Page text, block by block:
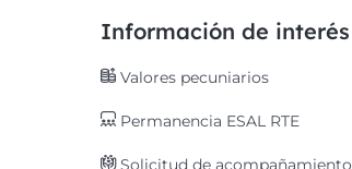
Información de interés
Valores pecuniarios
Permanencia ESAL RTE
Solicitud de acompañamiento